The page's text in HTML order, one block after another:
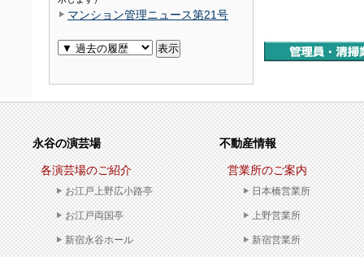
永谷の演芸場
各演芸場のご紹介
お江戸上野広小路亭
お江戸両国亭
新宿永谷ホール
不動産情報
営業所のご案内
日本橋営業所
上野営業所
新宿営業所